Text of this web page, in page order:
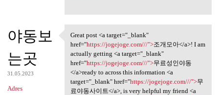
z
e
야동보
는곳
31.05.2023
Adres
Great post <a target="_blank"
Great post <a target="_blank"
href="https://jogejoge.com///">조개모아</a>! I am
actually getting <a target="_blank"
href="https://jogejoge.com///">무료성인야동
</a>ready to across this information <a
target="_blank" href="https://jogejoge.com///">무
료야동사이트</a>, is very helpful my friend <a